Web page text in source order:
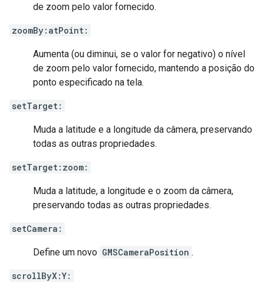
de zoom pelo valor fornecido.
zoomBy:atPoint:
Aumenta (ou diminui, se o valor for negativo) o nível
de zoom pelo valor fornecido, mantendo a posição do
ponto especificado na tela.
setTarget:
Muda a latitude e a longitude da câmera, preservando
todas as outras propriedades.
setTarget:zoom:
Muda a latitude, a longitude e o zoom da câmera,
preservando todas as outras propriedades.
setCamera:
Define um novo GMSCameraPosition .
scrollByX:Y: